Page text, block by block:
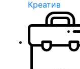
Креатив